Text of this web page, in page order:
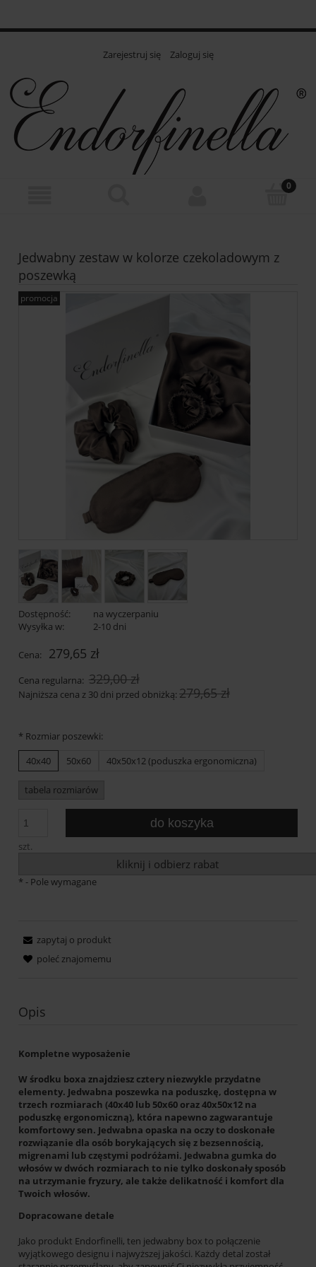
Zarejestruj się Zaloguj się
Jedwabny zestaw w kolorze czekoladowym z
poszewką
promocja
Dostępność:
na wyczerpaniu
Wysyłka w:
2-10 dni
Cena: 279,65 zł
Cena regularna: 329,00 zł
Najniższa cena z 30 dni przed obniżką: 279,65 zł
* Rozmiar poszewki:
40x40
50x60 40x50x12 (poduszka ergonomiczna)
tabela rozmiarów
szt.
do koszyka
kliknij i odbierz rabat
* - Pole wymagane
zapytaj o produkt
poleć znajomemu
Opis
Kompletne wyposażenie
W środku boxa znajdziesz cztery niezwykle przydatne
elementy. Jedwabna poszewka na poduszkę, dostępna w
trzech rozmiarach (40x40 lub 50x60 oraz 40x50x12 na
poduszkę ergonomiczną), która napewno zagwarantuje
komfortowy sen. Jedwabna opaska na oczy to doskonałe
rozwiązanie dla osób borykających się z bezsennością,
migrenami lub częstymi podróżami. Jedwabna gumka do
włosów w dwóch rozmiarach to nie tylko doskonały sposób
na utrzymanie fryzury, ale także delikatność i komfort dla
Twoich włosów.
Dopracowane detale
Jako produkt Endorfinelli, ten jedwabny box to połączenie
wyjątkowego designu i najwyższej jakości. Każdy detal został